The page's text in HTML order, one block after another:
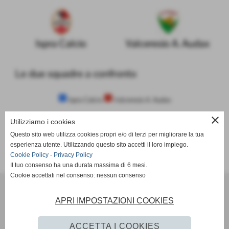
Ispra Calcio Valceresio A. Audax
Le due squadre a confronto
Ispra Calcio
SCHEDA-CALENDARIO E RISULTATI -CLASSIFICA
P.I. 08534120152
Tel. 02 37905770
close
Utilizziamo i cookies
Questo sito web utilizza cookies propri e/o di terzi per migliorare la tua
esperienza utente. Utilizzando questo sito accetti il loro impiego.
Cookie Policy - Privacy Policy
Il tuo consenso ha una durata massima di 6 mesi.
Cookie accettati nel consenso: nessun consenso
APRI IMPOSTAZIONI COOKIES
ACCETTA I COOKIES